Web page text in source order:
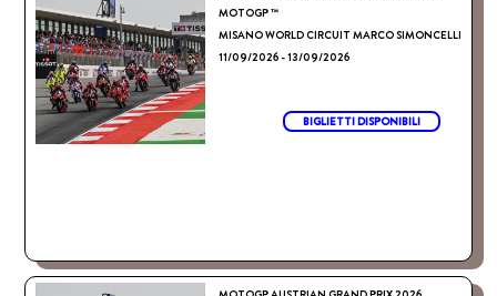
MOTOGP ™
MISANO WORLD CIRCUIT MARCO SIMONCELLI
11/09/2026 - 13/09/2026
BIGLIETTI DISPONIBILI